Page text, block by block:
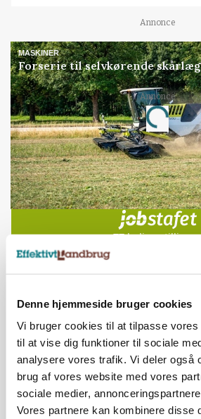
Denne hjemmeside bruger cookies
Vi bruger cookies til at tilpasse vores
til at vise dig funktioner til sociale
analysere vores trafik. Vi deler også
brug af vores website med vores
sociale medier,
Vores partnere kan kombinere disse
Annonce
MASKINER
Forserie til selvkørende
Annonce
Loading...
Jobs
i samarbejde med
77ledige stillinger
Opret agent
Elevplads tilbydes ved
Trainee placement
Grise
6950, Ringkøbing